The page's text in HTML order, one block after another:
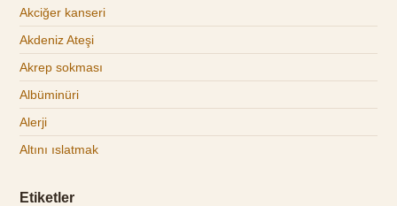
Akciğer kanseri
Akdeniz Ateşi
Akrep sokması
Albüminüri
Alerji
Altını ıslatmak
Etiketler